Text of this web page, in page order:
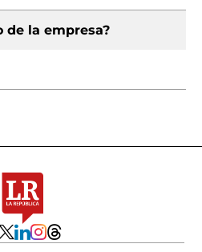
de la empresa?